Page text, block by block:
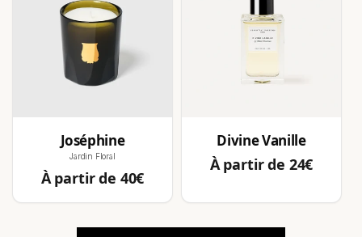
Joséphine
Jardin Floral
Prix
habituel
À partir de 40€
Divine Vanille
Prix
habituel
À partir de 24€